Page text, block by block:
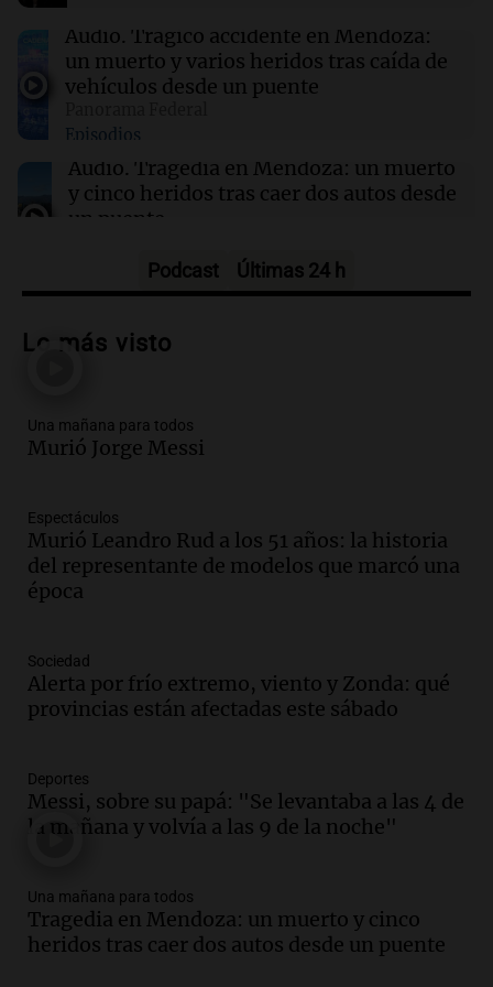
quemaduras ocasionadas por el logotipo del
vehículo
17:43 Deportes
Estudiantes y se posiciona en la tabla
Audio. Trágico accidente en Mendoza:
un muerto y varios heridos tras caída de
vehículos desde un puente
Episodios
Audio. Tragedia en Mendoza: un muerto
y cinco heridos tras caer dos autos desde
un puente
Audio.Messi llegará esta noche a
tras la muerte de su papá
Audio.Ley de Propiedad Privada: el revés
en el Congreso expuso una debilidad
Episodios
Audio.Casabindo se prepara para una
celebración única: 30.000 turistas y el
Episodios
Audio. Borges, abogada de Pourrain:
"Tres hombres se lo llevaron para
Episodios
Audio.Voluntarios limpiaron 9.000
Una mañana para todos
Episodios
Audio.La historia de la servilleta que
Podcast Últimas 24 h
Lo más visto
Una mañana para todos
Murió Jorge Messi
Espectáculos
Murió Leandro Rud a los 51 años: la historia
del representante de modelos que marcó una
época
Sociedad
Alerta por frío extremo, viento y Zonda: qué
provincias están afectadas este sábado
Deportes
Messi, sobre su papá: "Se levantaba a las 4 de
la mañana y volvía a las 9 de la noche"
Una mañana para todos
Tragedia en Mendoza: un muerto y cinco
heridos tras caer dos autos desde un puente